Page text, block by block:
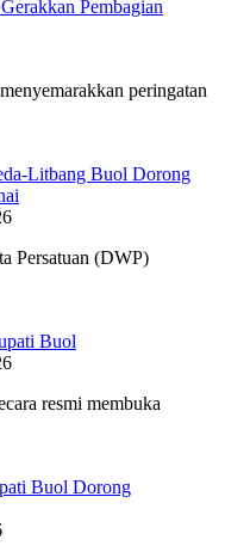
Pembagian
peringatan
Litbang Buol Dorong
Persatuan (DWP)
Buol
resmi membuka
Buol Dorong